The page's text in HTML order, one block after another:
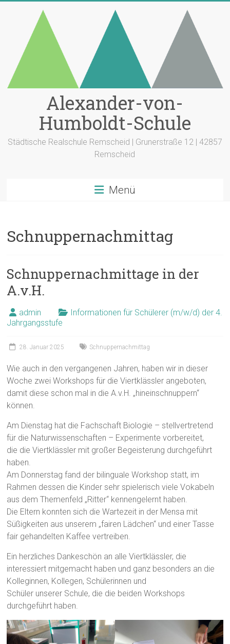
Alexander-von-
Humboldt-Schule
Städtische Realschule Remscheid | Grunerstraße 12 | 42857
Remscheid
Menü
Schnuppernachmittag
Schnuppernachmittage in der
A.v.H.
admin
Informationen für Schülerer (m/w/d) der 4.
Jahrgangsstufe
28. Januar 2025 Schnuppernachmittag
Wie auch in den vergangenen Jahren, haben wir in dieser
Woche zwei Workshops für die Viertklässler angeboten,
damit diese schon mal in die A.v.H. „hineinschnuppern“
können.
Am Dienstag hat die Fachschaft Biologie – stellvertretend
für die Naturwissenschaften – Experimente vorbereitet,
die die Viertklässler mit großer Begeisterung durchgeführt
haben.
Am Donnerstag fand der bilinguale Workshop statt, im
Rahmen dessen die Kinder sehr spielerisch viele Vokabeln
aus dem Themenfeld „Ritter“ kennengelernt haben.
Die Eltern konnten sich die Wartezeit in der Mensa mit
Süßigkeiten aus unserem „fairen Lädchen“ und einer Tasse
fair gehandelten Kaffee vertreiben.
Ein herzliches Dankeschön an alle Viertklässler, die
interessiert mitgemacht haben und ganz besonders an die
Kolleginnen, Kollegen, Schülerinnen und
Schüler unserer Schule, die die beiden Workshops
durchgeführt haben.